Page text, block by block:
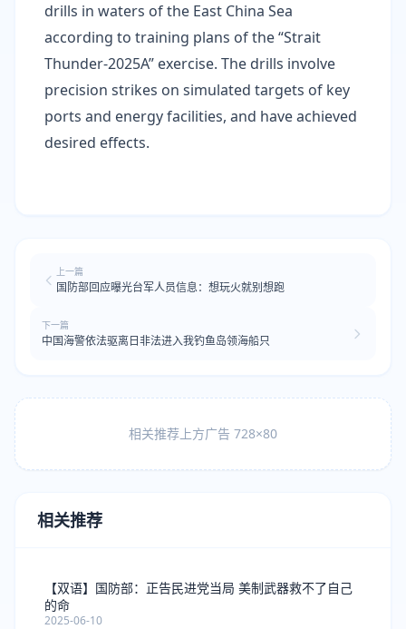
drills in waters of the East China Sea
according to training plans of the “Strait
Thunder-2025A” exercise. The drills involve
precision strikes on simulated targets of key
ports and energy facilities, and have achieved
desired effects.
上一篇
国防部回应曝光台军人员信息：想玩火就别想跑
下一篇
中国海警依法驱离日非法进入我钓鱼岛领海船只
相关推荐上方广告 728×80
相关推荐
【双语】国防部：正告民进党当局 美制武器救不了自己
的命
2025-06-10